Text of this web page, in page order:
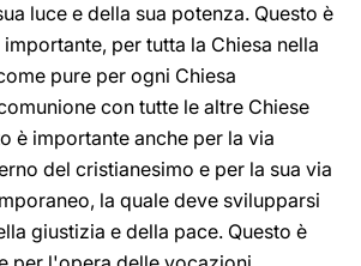
luce e della sua potenza. Questo è
per tutta la Chiesa nella
pure per ogni Chiesa
con tutte le altre Chiese
è importante anche per la via
del cristianesimo e per la sua via
la quale deve svilupparsi
giustizia e della pace. Questo è